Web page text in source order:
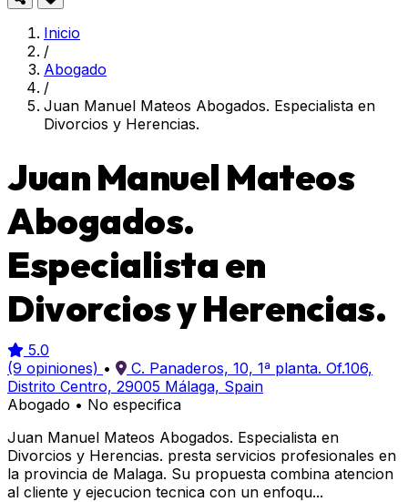
Inicio
/
Abogado
/
Juan Manuel Mateos Abogados. Especialista en
Divorcios y Herencias.
Juan Manuel Mateos
Abogados.
Especialista en
Divorcios y Herencias.
5.0
(9 opiniones) •
C. Panaderos, 10, 1ª planta. Of.106,
Distrito Centro, 29005 Málaga, Spain
Abogado • No especifica
Juan Manuel Mateos Abogados. Especialista en
Divorcios y Herencias. presta servicios profesionales en
la provincia de Malaga. Su propuesta combina atencion
al cliente y ejecucion tecnica con un enfoqu...